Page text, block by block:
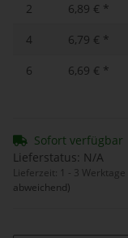
2 6,89 € *
4
6,79 € *
6
6,69 € *
Sofort verfügbar
Lieferstatus: N/A
Lieferzeit: 1 - 3 Werktage
abweichend)